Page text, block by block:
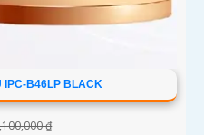
IPC-B46LP BLACK
₫